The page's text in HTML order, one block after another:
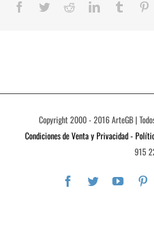
Facebook
TwitterRedditLinkedInTumblr
Copyright 2000 - 2016 ArteGB |
Condiciones de Venta y Privacidad -
915
Facebook
Twitter